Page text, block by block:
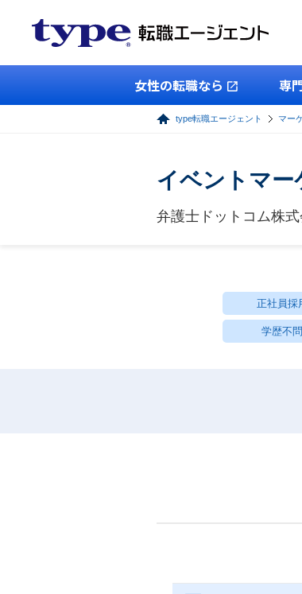
女性の転職なら 専
type転職エージェント マー
イベントマー
弁護士ドットコム株
正社員採
学歴不問